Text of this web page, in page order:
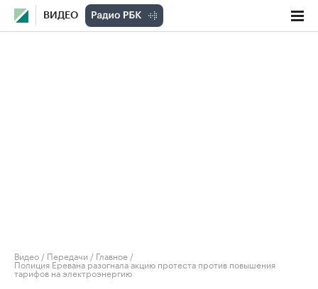
ВИДЕО
Видео / Передачи / Главное /
Полиция Еревана разогнала акцию протеста против повышения
тарифов на электроэнергию